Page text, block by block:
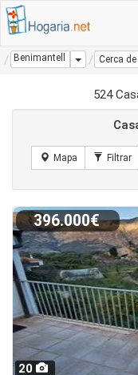
Benimantell Dropdown
Cerca
524
20
396.000€